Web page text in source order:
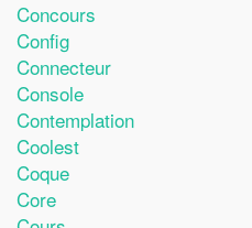
Concours
Config
Connecteur
Console
Contemplation
Coolest
Coque
Core